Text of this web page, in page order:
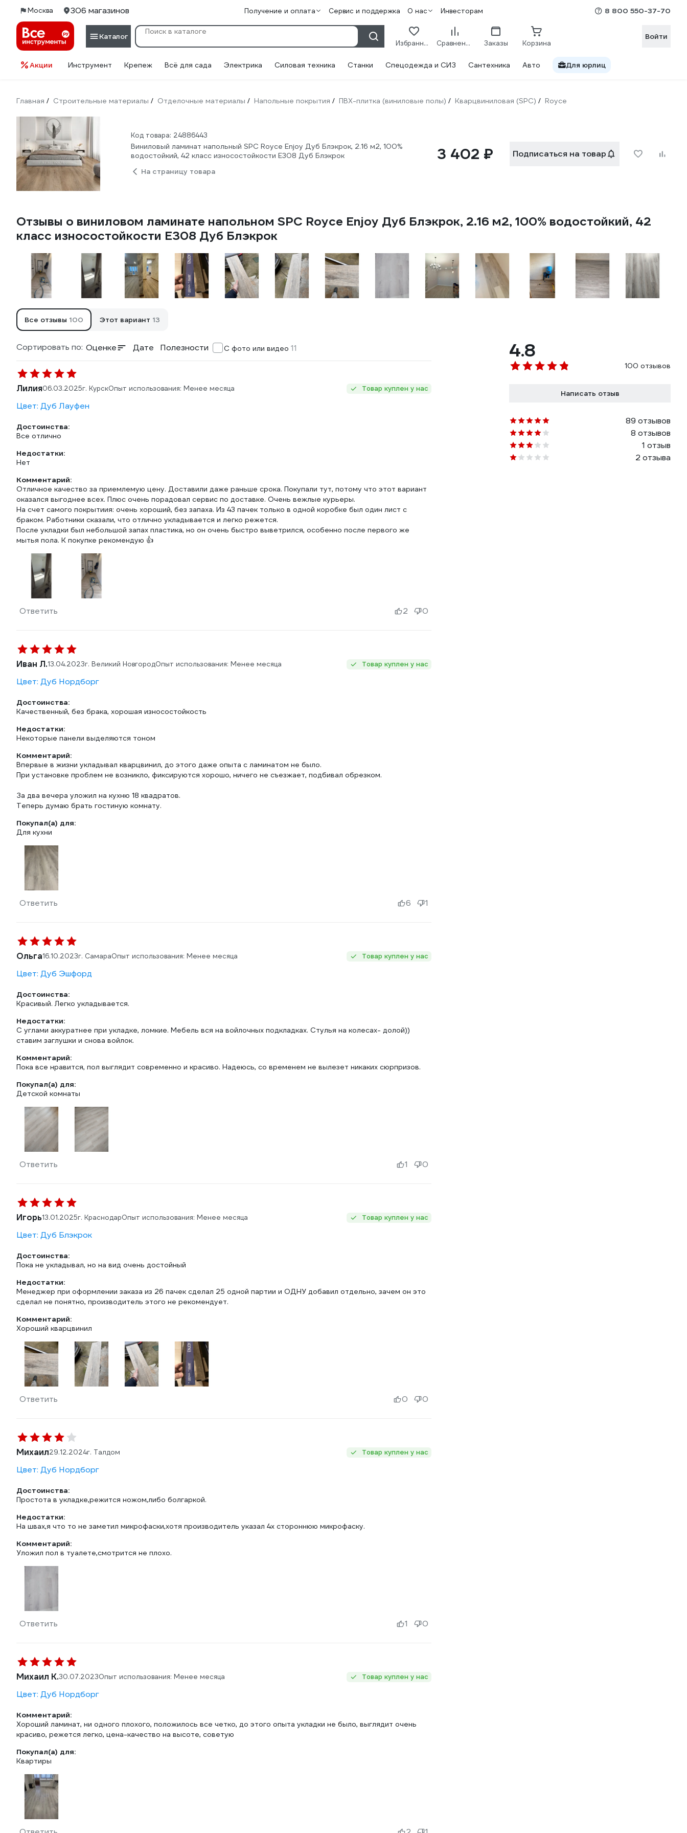
Москва 306 магазинов Получение и оплата Сервис и поддержка О нас Инвесторам 8 800 550-37-70
Каталог
Избранное Сравнение Заказы Корзина
Войти
Акции Инструмент Крепеж Всё для сада Электрика Силовая техника Станки Спецодежда и СИЗ Сантехника Авто Для юрлиц
Главная / Строительные материалы / Отделочные материалы / Напольные покрытия / ПВХ-плитка (виниловые полы) / Кварцвиниловая (SPC) / Royce
Код товара: 24886443
Виниловый ламинат напольный SPC Royce Enjoy Дуб Блэкрок, 2.16 м2, 100%
водостойкий, 42 класс износостойкости Е308 Дуб Блэкрок
На страницу товара
3 402 ₽ Подписаться на товар
Отзывы о виниловом ламинате напольном SPC Royce Enjoy Дуб Блэкрок, 2.16 м2, 100% водостойкий, 42
класс износостойкости Е308 Дуб Блэкрок
Все отзывы 100 Этот вариант 13
Сортировать по: Оценке Дате Полезности С фото или видео 11
Лилия06.03.2025г. КурскОпыт использования: Менее месяца Товар куплен у нас
Цвет: Дуб Лауфен
Достоинства:
Все отлично
Недостатки:
Нет
Комментарий:
Отличное качество за приемлемую цену. Доставили даже раньше срока. Покупали тут, потому что этот вариант
оказался выгоднее всех. Плюс очень порадовал сервис по доставке. Очень вежлые курьеры.
На счет самого покрытиия: очень хороший, без запаха. Из 43 пачек только в одной коробке был один лист с
браком. Работники сказали, что отлично укладывается и легко режется.
После укладки был небольшой запах пластика, но он очень быстро выветрился, особенно после первого же
мытья пола. К покупке рекомендую 👍
Ответить 2 0
Иван Л.13.04.2023г. Великий НовгородОпыт использования: Менее месяца Товар куплен у нас
Цвет: Дуб Нордборг
Достоинства:
Качественный, без брака, хорошая износостойкость
Недостатки:
Некоторые панели выделяются тоном
Комментарий:
Впервые в жизни укладывал кварцвинил, до этого даже опыта с ламинатом не было.
При установке проблем не возникло, фиксируются хорошо, ничего не съезжает, подбивал обрезком.
За два вечера уложил на кухню 18 квадратов.
Теперь думаю брать гостиную комнату.
Покупал(а) для:
Для кухни
Ответить 6 1
Ольга16.10.2023г. СамараОпыт использования: Менее месяца Товар куплен у нас
Цвет: Дуб Эшфорд
Достоинства:
Красивый. Легко укладывается.
Недостатки:
С углами аккуратнее при укладке, ломкие. Мебель вся на войлочных подкладках. Стулья на колесах- долой))
ставим заглушки и снова войлок.
Комментарий:
Пока все нравится, пол выглядит современно и красиво. Надеюсь, со временем не вылезет никаких сюрпризов.
Покупал(а) для:
Детской комнаты
Ответить 1 0
Игорь13.01.2025г. КраснодарОпыт использования: Менее месяца Товар куплен у нас
Цвет: Дуб Блэкрок
Достоинства:
Пока не укладывал, но на вид очень достойный
Недостатки:
Менеджер при оформлении заказа из 26 пачек сделал 25 одной партии и ОДНУ добавил отдельно, зачем он это
сделал не понятно, производитель этого не рекомендует.
Комментарий:
Хороший кварцвинил
Ответить 0 0
Михаил29.12.2024г. Талдом Товар куплен у нас
Цвет: Дуб Нордборг
Достоинства:
Простота в укладке,режится ножом,либо болгаркой.
Недостатки:
На швах,я что то не заметил микрофаски,хотя производитель указал 4х стороннюю микрофаску.
Комментарий:
Уложил пол в туалете,смотрится не плохо.
Ответить 1 0
Михаил К.30.07.2023Опыт использования: Менее месяца Товар куплен у нас
Цвет: Дуб Нордборг
Комментарий:
Хороший ламинат, ни одного плохого, положилось все четко, до этого опыта укладки не было, выглядит очень
красиво, режется легко, цена-качество на высоте, советую
Покупал(а) для:
Квартиры
4.8
100 отзывов
Написать отзыв
89 отзывов
8 отзывов
1 отзыв
2 отзыва